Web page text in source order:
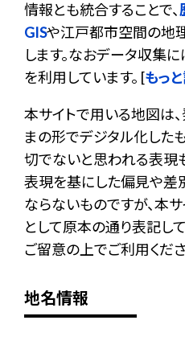
情報とも統合することで、
GISや江戸都市空間の地
します。なおデータ収集に
を利用しています。 [もっ
本サイトで用いる地図は
まの形でデジタル化した
切でないと思われる表現
表現を基にした偏見や差
ならないものですが、本
として原本の通り表記し
ご留意の上でご利用くださ
地名情報